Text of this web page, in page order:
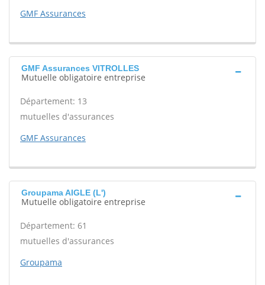
GMF Assurances
GMF Assurances VITROLLES
Mutuelle obligatoire entreprise
Département: 13
mutuelles d'assurances
GMF Assurances
Groupama AIGLE (L')
Mutuelle obligatoire entreprise
Département: 61
mutuelles d'assurances
Groupama